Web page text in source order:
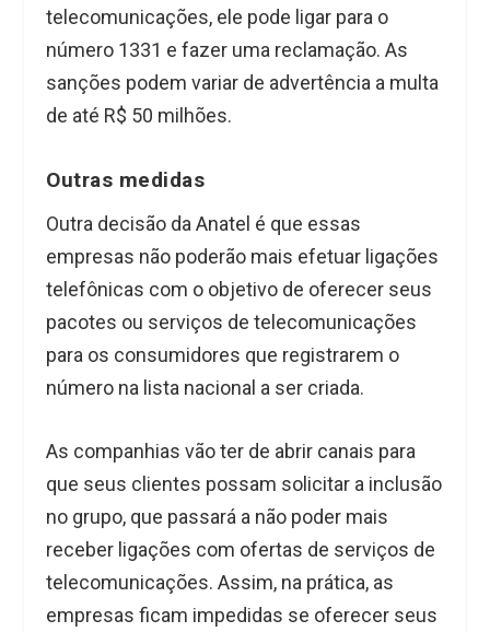
telecomunicações, ele pode ligar para o
número 1331 e fazer uma reclamação. As
sanções podem variar de advertência a multa
de até R$ 50 milhões.
Outras medidas
Outra decisão da Anatel é que essas
empresas não poderão mais efetuar ligações
telefônicas com o objetivo de oferecer seus
pacotes ou serviços de telecomunicações
para os consumidores que registrarem o
número na lista nacional a ser criada.
As companhias vão ter de abrir canais para
que seus clientes possam solicitar a inclusão
no grupo, que passará a não poder mais
receber ligações com ofertas de serviços de
telecomunicações. Assim, na prática, as
empresas ficam impedidas se oferecer seus